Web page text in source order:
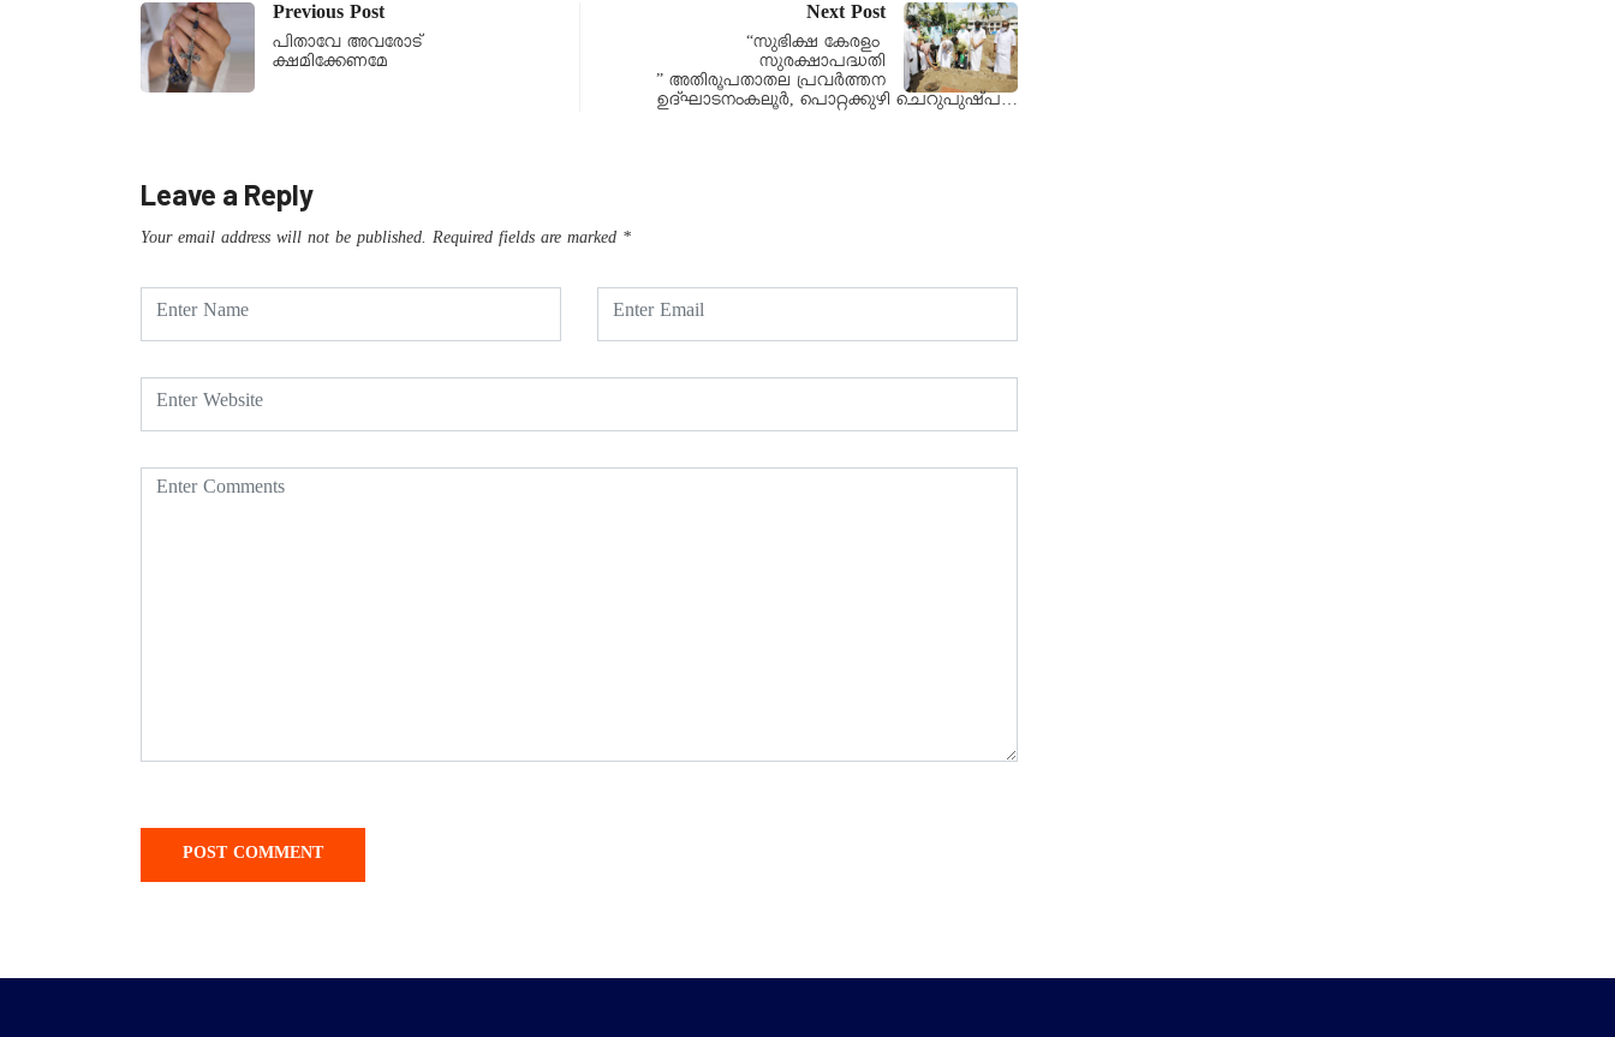
Previous Post
പിതാവേ അവരോട്
ക്ഷമിക്കേണമേ
Next Post
“സുഭിക്ഷ കേരളം
സുരക്ഷാപദ്ധതി
” അതിരൂപതാതല പ്രവർത്തന
ഉദ്ഘാടനംകലൂർ, പൊറ്റക്കുഴി ചെറുപുഷ്പ…
Leave a Reply
Your email address will not be published. Required fields are marked *